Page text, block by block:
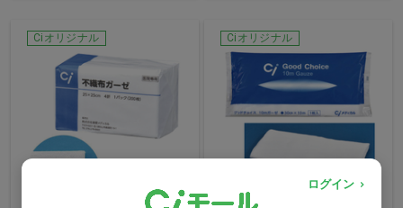
Ciオリジナル Ciオリジナル
ログイン